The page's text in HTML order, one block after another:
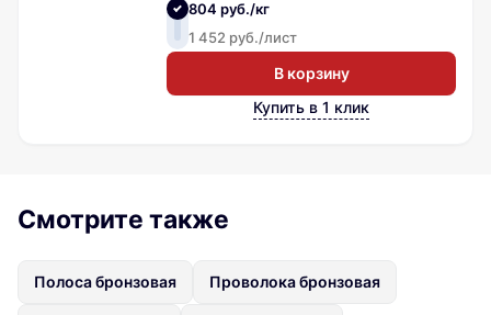
804 руб./кг
1 452 руб./лист
В корзину
Купить в 1 клик
Смотрите также
Полоса бронзовая Проволока бронзовая